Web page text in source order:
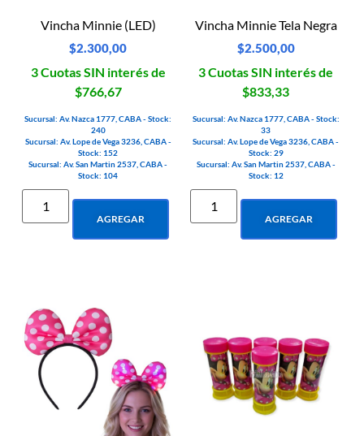
Vincha Minnie (LED)
$2.300,00
3 Cuotas SIN interés de
$766,67
Sucursal: Av. Nazca 1777, CABA - Stock:
240
Sucursal: Av. Lope de Vega 3236, CABA -
Stock: 152
Sucursal: Av. San Martin 2537, CABA -
Stock: 104
AGREGAR
Vincha Minnie Tela Negra
$2.500,00
3 Cuotas SIN interés de
$833,33
Sucursal: Av. Nazca 1777, CABA - Stock:
33
Sucursal: Av. Lope de Vega 3236, CABA -
Stock: 29
Sucursal: Av. San Martin 2537, CABA -
Stock: 12
AGREGAR